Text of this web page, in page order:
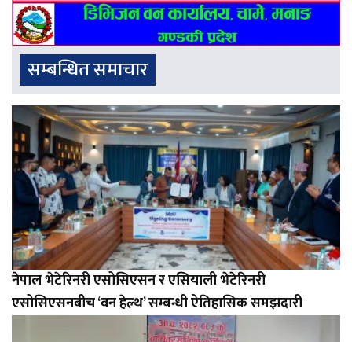
सम्बन्धित समाचार
नेपाल भेटेरिनरी एसोसिएसन र एसियाली भेटेरिनरी
एसोसिएसनबीच ‘वन हेल्थ’ सम्बन्धी ऐतिहासिक समझदारी